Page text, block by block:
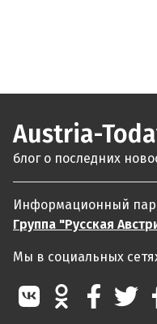
Austria-
блог о последних
Информационный
Группа "Русская
Мы в социальных